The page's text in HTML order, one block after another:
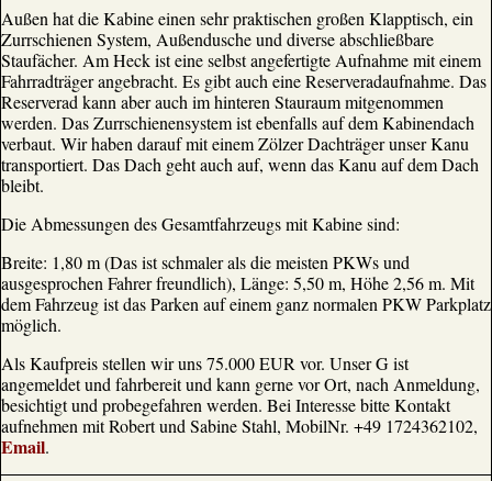
Außen hat die Kabine einen sehr praktischen großen Klapptisch, ein
Zurrschienen System, Außendusche und diverse abschließbare
Staufächer. Am Heck ist eine selbst angefertigte Aufnahme mit einem
Fahrradträger angebracht. Es gibt auch eine Reserveradaufnahme. Das
Reserverad kann aber auch im hinteren Stauraum mitgenommen
werden. Das Zurrschienensystem ist ebenfalls auf dem Kabinendach
verbaut. Wir haben darauf mit einem Zölzer Dachträger unser Kanu
transportiert. Das Dach geht auch auf, wenn das Kanu auf dem Dach
bleibt.
Die Abmessungen des Gesamtfahrzeugs mit Kabine sind:
Breite: 1,80 m (Das ist schmaler als die meisten PKWs und
ausgesprochen Fahrer freundlich), Länge: 5,50 m, Höhe 2,56 m. Mit
dem Fahrzeug ist das Parken auf einem ganz normalen PKW Parkplatz
möglich.
Als Kaufpreis stellen wir uns 75.000 EUR vor. Unser G ist
angemeldet und fahrbereit und kann gerne vor Ort, nach Anmeldung,
besichtigt und probegefahren werden. Bei Interesse bitte Kontakt
aufnehmen mit Robert und Sabine Stahl, MobilNr. +49 1724362102,
Email.